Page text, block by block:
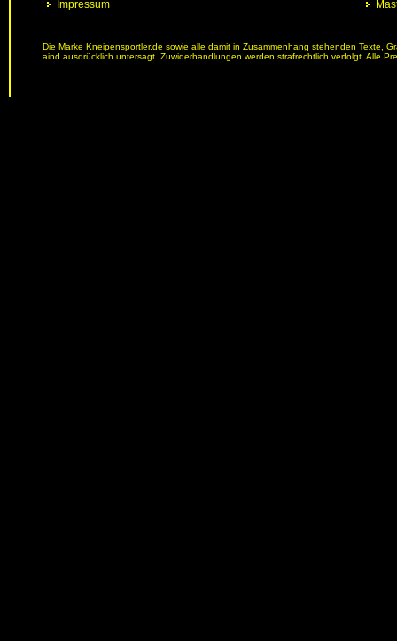
Impressum
Die Marke Kneipensportler.de sowie alle damit in Zusammenhang stehenden Texte,
aind ausdrücklich untersagt. Zuwiderhandlungen werden strafrechtlich verfolgt. Alle